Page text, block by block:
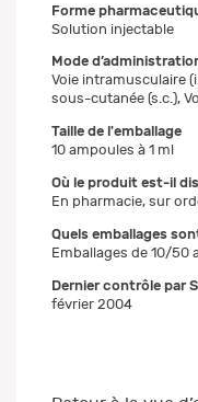
Forme
Solution injectable
Mode
Voie intramusculaire
sous-cutanée (s.c.),
Taille de l'emballage
10 ampoules à 1 ml
Où le produit est-il
En pharmacie, sur
Quels emballages
Emballages de 10/50
Dernier contrôle par
février 2004